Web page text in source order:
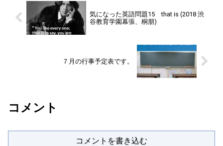
気になった英語問題15 that is (2018 渋
谷教育学園幕張、桐朋)
７月の行事予定表です。
コメント
コメントを書き込む